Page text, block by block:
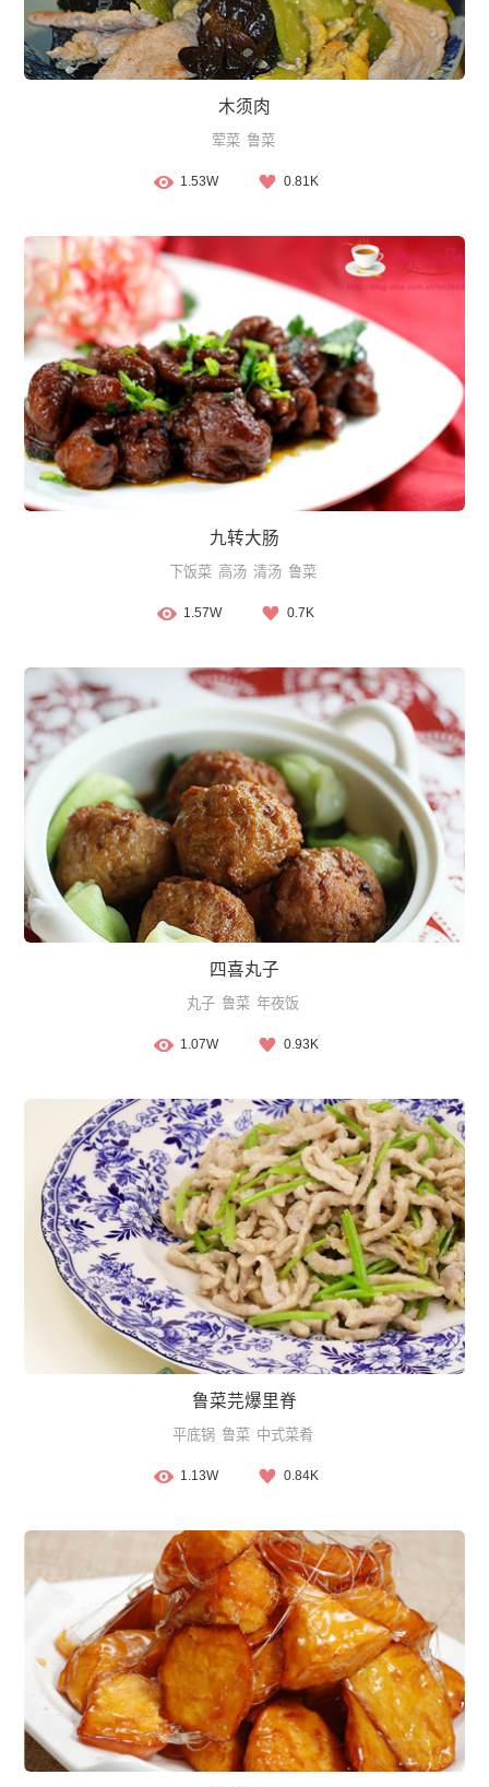
木须肉
荤菜 鲁菜
1.53W 0.81K
九转大肠
下饭菜 高汤 清汤 鲁菜
1.57W 0.7K
四喜丸子
丸子 鲁菜 年夜饭
1.07W 0.93K
鲁菜芫爆里脊
平底锅 鲁菜 中式菜肴
1.13W 0.84K